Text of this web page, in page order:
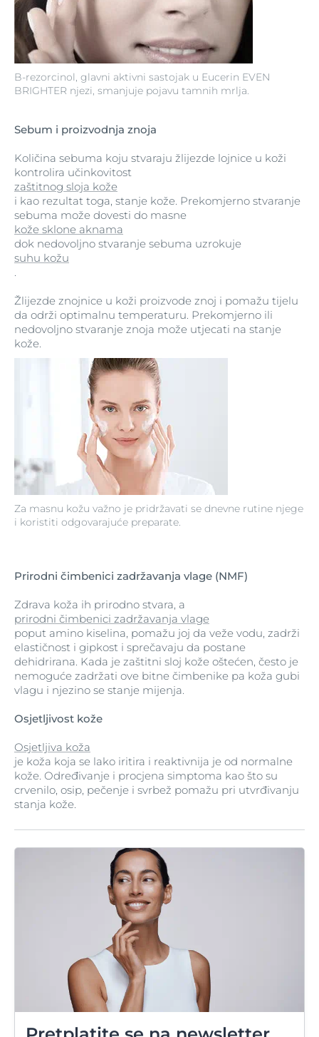
B-rezorcinol, glavni aktivni sastojak u Eucerin EVEN
BRIGHTER njezi, smanjuje pojavu tamnih mrlja.
Za masnu kožu važno je pridržavati se dnevne rutine njege
i koristiti odgovarajuće preparate.
Sebum i proizvodnja znoja
Količina sebuma koju stvaraju žlijezde lojnice u koži
kontrolira učinkovitost
zaštitnog sloja kože
i kao rezultat toga, stanje kože. Prekomjerno stvaranje
sebuma može dovesti do masne
kože sklone aknama
dok nedovoljno stvaranje sebuma uzrokuje
suhu kožu
.
Žlijezde znojnice u koži proizvode znoj i pomažu tijelu
da održi optimalnu temperaturu. Prekomjerno ili
nedovoljno stvaranje znoja može utjecati na stanje
kože.
Prirodni čimbenici zadržavanja vlage (NMF)
Zdrava koža ih prirodno stvara, a
prirodni čimbenici zadržavanja vlage
poput amino kiselina, pomažu joj da veže vodu, zadrži
elastičnost i gipkost i sprečavaju da postane
dehidrirana. Kada je zaštitni sloj kože oštećen, često je
nemoguće zadržati ove bitne čimbenike pa koža gubi
vlagu i njezino se stanje mijenja.
Osjetljivost kože
Osjetljiva koža
je koža koja se lako iritira i reaktivnija je od normalne
kože. Određivanje i procjena simptoma kao što su
crvenilo, osip, pečenje i svrbež pomažu pri utvrđivanju
stanja kože.